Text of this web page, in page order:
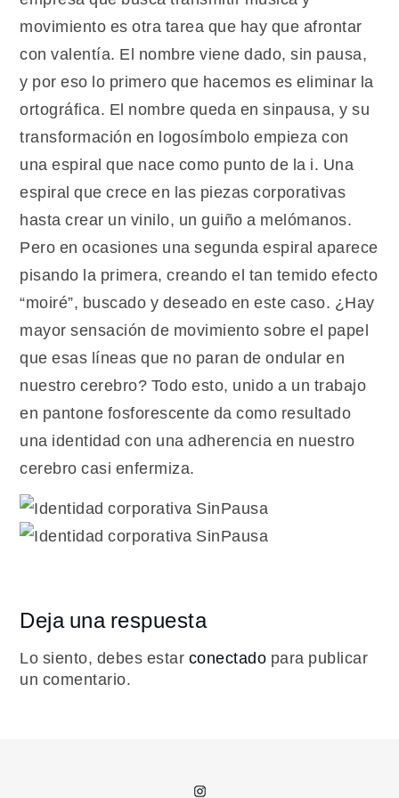
movimiento es otra tarea que hay que afrontar
con valentía. El nombre viene dado, sin pausa,
y por eso lo primero que hacemos es eliminar la
ortográfica. El nombre queda en sinpausa, y su
transformación en logosímbolo empieza con
una espiral que nace como punto de la i. Una
espiral que crece en las piezas corporativas
hasta crear un vinilo, un guiño a melómanos.
Pero en ocasiones una segunda espiral aparece
pisando la primera, creando el tan temido efecto
“moiré”, buscado y deseado en este caso. ¿Hay
mayor sensación de movimiento sobre el papel
que esas líneas que no paran de ondular en
nuestro cerebro? Todo esto, unido a un trabajo
en pantone fosforescente da como resultado
una identidad con una adherencia en nuestro
cerebro casi enfermiza.
Deja una respuesta
Lo siento, debes estar conectado para publicar
un comentario.
Instagram